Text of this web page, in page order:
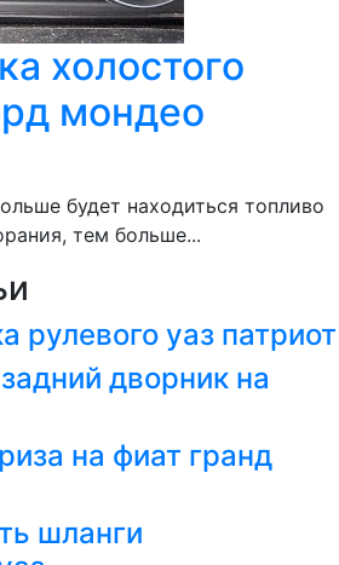
холостого
мондео
будет находиться топливо
тем больше...
рулевого уаз патриот
дворник на
на фиат гранд
шланги